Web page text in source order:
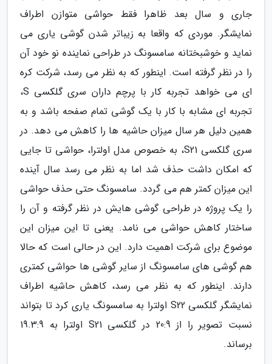
جاری و سال بعد ظاهرا فقط حواشی متوازن اطراف
نمایشگر. موردی که واقعا به زیباتر شدن گوشی یاری می
نماید و خوشبختانه سامسونگ در طراحی نماینده نو خود آن
را در نظر گرفته است. اینطور که به نظر می رسد، شرکت کره
ای می خواهد تجربه کار با پرچم داران سری گلکسی S،
تجربه ای مشابه با کار با یک گوشی تمام صفحه باشد و به
همین دلیل هر سال میزان حاشیه ها را کاهش می دهد. در
سری گلکسی S21، به خصوص مدل اولترا، حواشی تا جایی
که امکان داشت حذف شد اما به نظر می رسد سال آینده
این میزان کمتر هم می گردد. سامسونگ حتی حذف حواشی
را یک پروژه در طراحی گوشی هایش در نظر گرفته و آن را
ساختار کاهش حواشی می نامد. یعنی تا این میزان این
موضوع برای شرکت اهمیت دارد. این در حالی است که حالا
هم گوشی های سامسونگ از سایر گوشی ها حواشی کمتری
دارند. اینطور که به نظر می رسد، کاهش حاشیه اطراف
نمایشگر گلکسی S22 اولترا به سامسونگ یاری کرد تا بتواند
نسبت تصویر را از 20:9 در گلکسی S21 اولترا به 19.3:9
برساند.